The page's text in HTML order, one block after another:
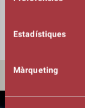
Estadístiques
Màrqueting
l’alumnat
teatre Kursaal.